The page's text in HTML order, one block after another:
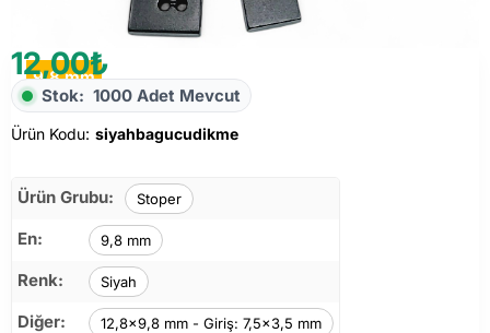
9,8 mm
12,00₺
Stok: 1000 Adet Mevcut
Ürün Kodu: siyahbagucudikme
Ürün Grubu: Stoper
En: 9,8 mm
Renk: Siyah
Diğer: 12,8x9,8 mm - Giriş: 7,5x3,5 mm